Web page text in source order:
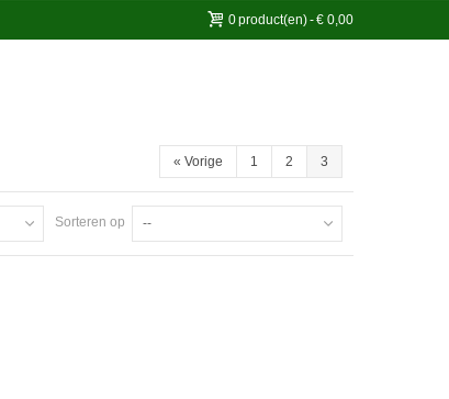
0product(en)-€ 0,00
« Vorige 1 2 3
Sorteren op --